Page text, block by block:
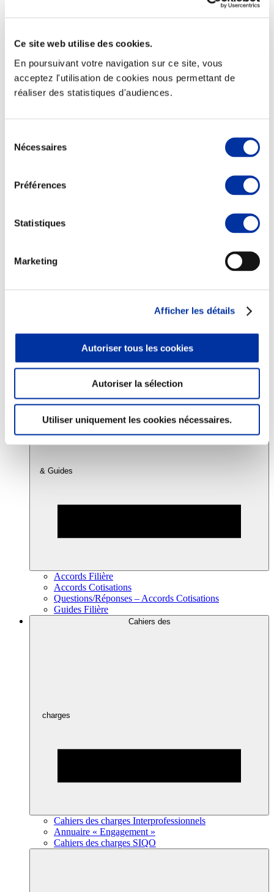
Ce site web utilise des cookies.
En poursuivant votre navigation sur ce site, vous
acceptez l'utilisation de cookies nous permettant de
réaliser des statistiques d'audiences.
Nécessaires
Préférences
Statistiques
Marketing
Afficher les détails
Autoriser tous les cookies
Autoriser la sélection
Utiliser uniquement les cookies nécessaires.
Elevage
Transport – mise en marché
Abattoir
Partenaire Climat
Viandes et santé
Juste rémunération et attractivité des métiers
Info-veille scientifique
Sources d’information
Accords
& Guides
Accords Filière
Accords Cotisations
Questions/Réponses – Accords Cotisations
Guides Filière
Cahiers des
charges
Cahiers des charges Interprofessionnels
Annuaire « Engagement »
Cahiers des charges SIQO